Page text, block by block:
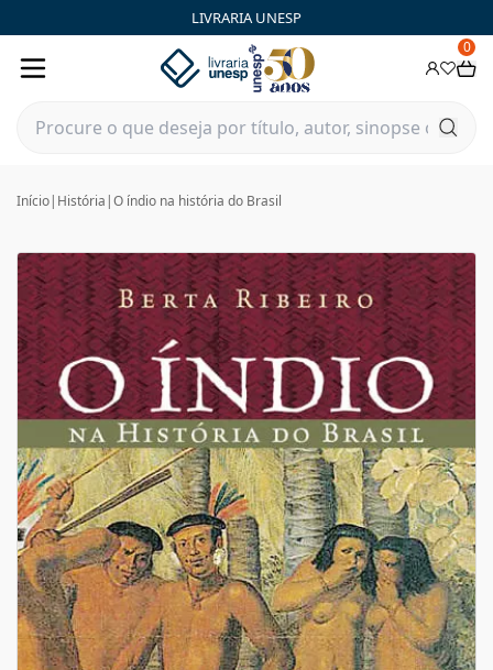
LIVRARIA UNESP
0
Início| História |O índio na história do Brasil